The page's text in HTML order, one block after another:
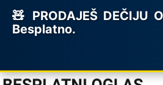
🧸 PRODAJEŠ DEČIJU
Besplatno.